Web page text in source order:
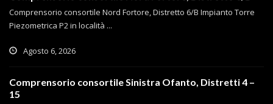
Comprensorio consortile Nord Fortore, Distretto 6/B Impianto Torre
Piezometrica P2 in località ...
Agosto 6, 2026
Comprensorio consortile Sinistra Ofanto, Distretti 4 –
15